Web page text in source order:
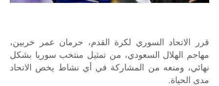
قرر الاتحاد السوري لكرة القدم، حرمان عمر خربين،
مهاجم الهلال السعودي، من تمثيل منتخب سوريا بشكل
نهائي، ومنعه من المشاركة في أي نشاط يخص الاتحاد
مدى الحياة.